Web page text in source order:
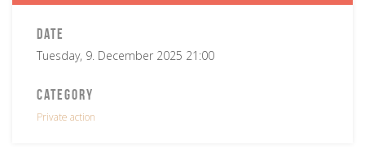
Date
Tuesday, 9. December 2025 21:00
Category
Private action